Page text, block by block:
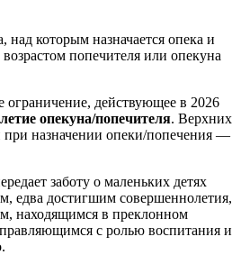
над которым назначается опека и
попечителя или опекуна
ограничение, действующее в 2026
опекуна/попечителя. Верхних
при назначении опеки/попечения —
заботу о маленьких детях
едва достигшим совершеннолетия,
находящимся в преклонном
с ролью воспитания и